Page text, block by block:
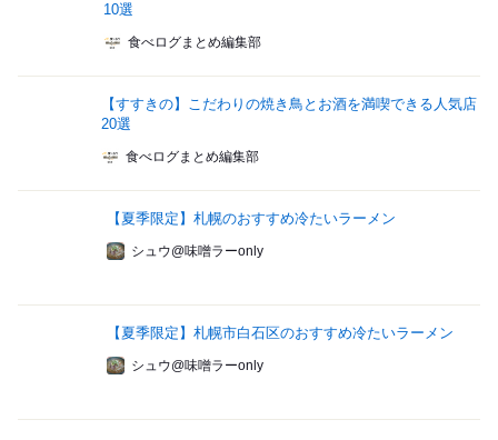
10選
食べログまとめ編集部
【すすきの】こだわりの焼き鳥とお酒を満喫できる人気店
20選
食べログまとめ編集部
【夏季限定】札幌のおすすめ冷たいラーメン
シュウ@味噌ラーonly
【夏季限定】札幌市白石区のおすすめ冷たいラーメン
シュウ@味噌ラーonly